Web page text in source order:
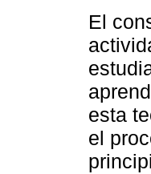
El
esta
el